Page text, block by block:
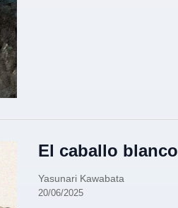
El caballo blanco
Yasunari Kawabata
20/06/2025